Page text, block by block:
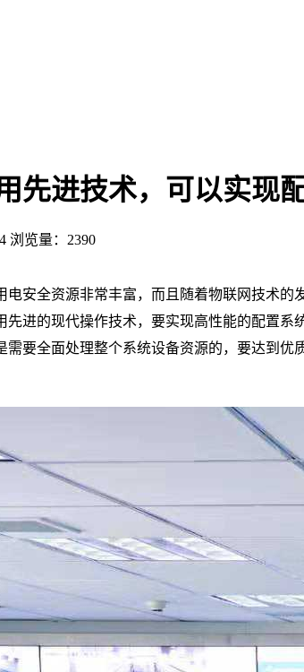
先进技术，可以实现
浏览量：2390
电安全资源非常丰富，而且随着物联网技术
先进的现代操作技术，要实现高性能的配置
需要全面处理整个系统设备资源的，要达到